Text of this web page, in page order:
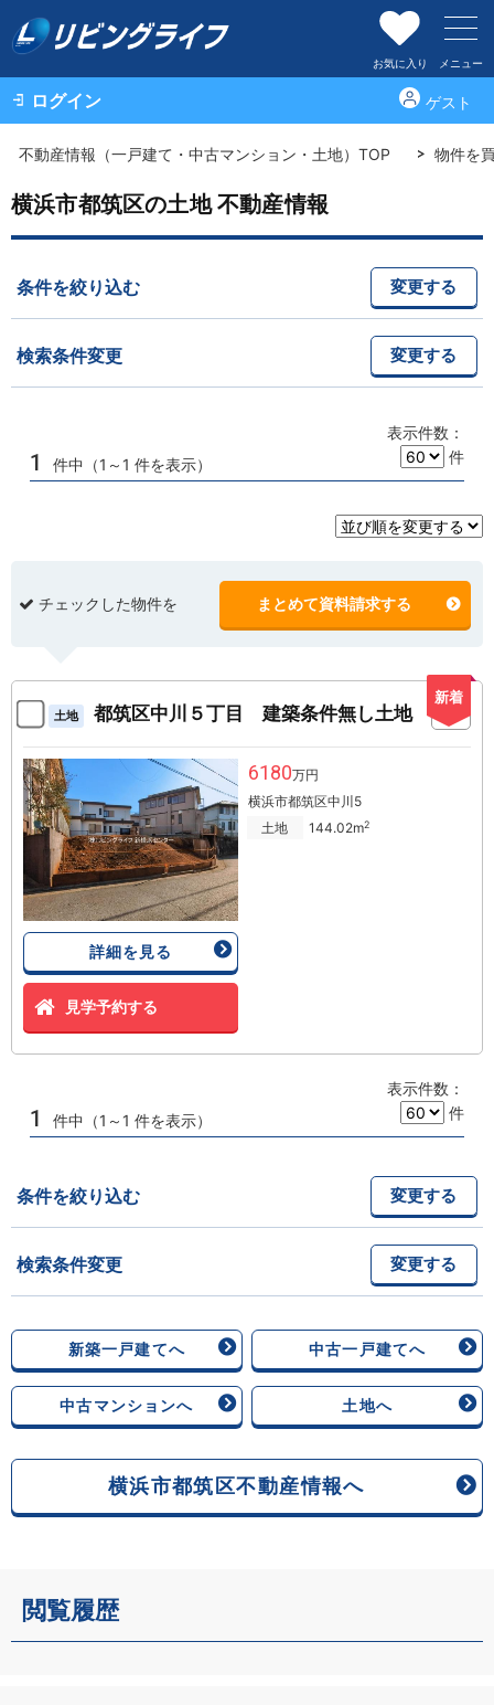
お気に入り メニュー
ログイン ゲスト
不動産情報（一戸建て・中古マンション・土地）TOP 物件を
横浜市都筑区の土地 不動産情報
条件を絞り込む 変更する
検索条件変更 変更する
1 件中（1～1 件を表示）
表示件数：
件
チェックした物件を まとめて資料請求する
新着
土地 都筑区中川５丁目 建築条件無し土地
詳細を見る
見学予約する
6180万円
横浜市都筑区中川5
土地
144.02m2
1 件中（1～1 件を表示）
表示件数：
件
条件を絞り込む 変更する
検索条件変更 変更する
新築一戸建てへ 中古一戸建てへ
中古マンションへ 土地へ
横浜市都筑区不動産情報へ
閲覧履歴